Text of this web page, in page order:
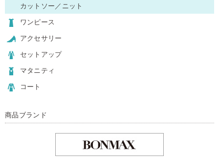
カットソー／ニット
ワンピース
アクセサリー
セットアップ
マタニティ
コート
商品ブランド